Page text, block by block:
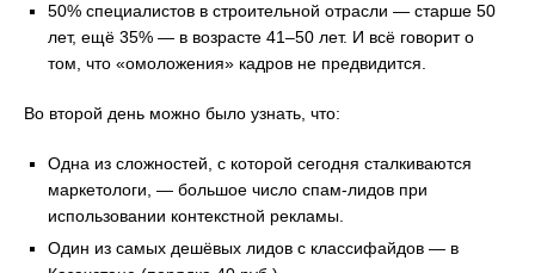
50% специалистов в строительной отрасли — старше 50
лет, ещё 35% — в возрасте 41–50 лет. И всё говорит о
том, что «омоложения» кадров не предвидится.
Во второй день можно было узнать, что:
Одна из сложностей, с которой сегодня сталкиваются
маркетологи, — большое число спам-лидов при
использовании контекстной рекламы.
Один из самых дешёвых лидов с классифайдов — в